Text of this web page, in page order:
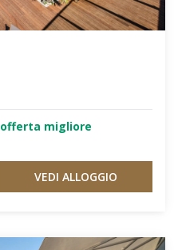
migliore
VEDI ALLOGGIO